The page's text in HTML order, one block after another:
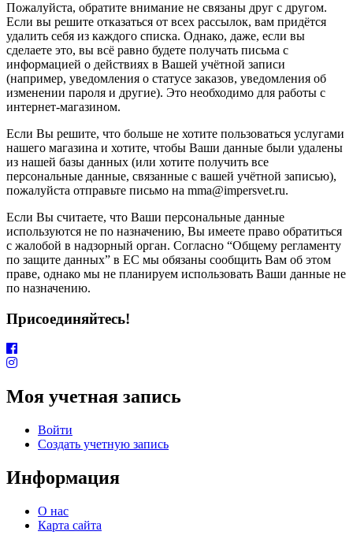
Пожалуйста, обратите внимание не связаны друг с другом.
Если вы решите отказаться от всех рассылок, вам придётся
удалить себя из каждого списка. Однако, даже, если вы
сделаете это, вы всё равно будете получать письма с
информацией о действиях в Вашей учётной записи
(например, уведомления о статусе заказов, уведомления об
изменении пароля и другие). Это необходимо для работы с
интернет-магазином.
Если Вы решите, что больше не хотите пользоваться услугами
нашего магазина и хотите, чтобы Ваши данные были удалены
из нашей базы данных (или хотите получить все
персональные данные, связанные с вашей учётной записью),
пожалуйста отправьте письмо на mma@impersvet.ru.
Если Вы считаете, что Ваши персональные данные
используются не по назначению, Вы имеете право обратиться
с жалобой в надзорный орган. Согласно “Общему регламенту
по защите данных” в ЕС мы обязаны сообщить Вам об этом
праве, однако мы не планируем использовать Ваши данные не
по назначению.
Присоединяйтесь!
Моя учетная запись
Войти
Создать учетную запись
Информация
О нас
Карта сайта